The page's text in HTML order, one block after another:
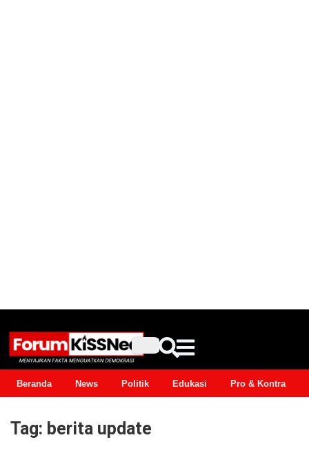
Beranda News Politik Edukasi Pro & Kontra
Tag: berita update